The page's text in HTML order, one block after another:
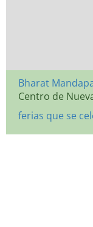
Bharat
Centro de
ferias que se